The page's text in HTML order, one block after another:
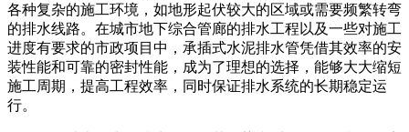
各种复杂的施工环境，如地形起伏较大的区域或需要频繁转弯
的排水线路。在城市地下综合管廊的排水工程以及一些对施工
进度有要求的市政项目中，承插式水泥排水管凭借其效率的安
装性能和可靠的密封性能，成为了理想的选择，能够大大缩短
施工周期，提高工程效率，同时保证排水系统的长期稳定运
行。